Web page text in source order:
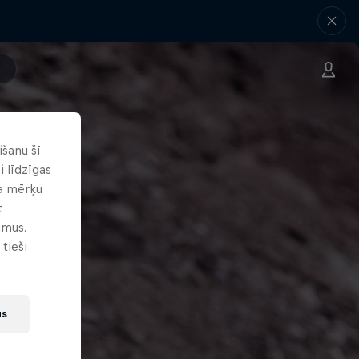
šī
līdzīgas
mērķu
tieši